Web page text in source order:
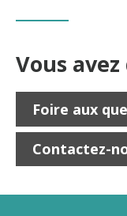
Vous
Foire aux
Contactez-